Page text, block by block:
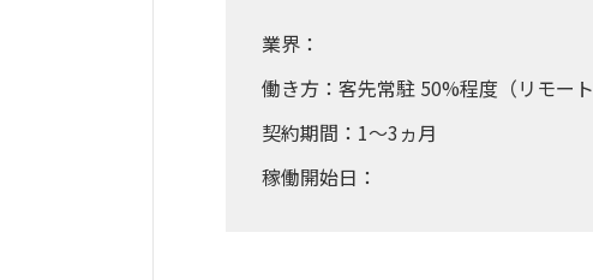
業界：
働き方：客先常駐 50%程度（リモート
契約期間：1～3ヵ月
稼働開始日：